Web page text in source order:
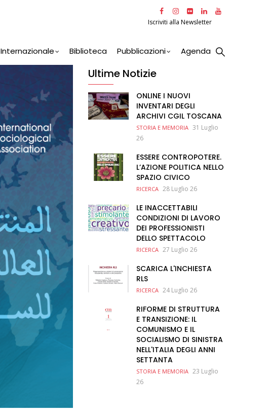
Iscriviti alla Newsletter
Internazionale Biblioteca Pubblicazioni Agenda
Ultime Notizie
ONLINE I NUOVI
INVENTARI DEGLI
ARCHIVI CGIL TOSCANA
STORIA E MEMORIA 31 Luglio
26
ESSERE CONTROPOTERE.
L’AZIONE POLITICA NELLO
SPAZIO CIVICO
RICERCA 28 Luglio 26
LE INACCETTABILI
CONDIZIONI DI LAVORO
DEI PROFESSIONISTI
DELLO SPETTACOLO
RICERCA 27 Luglio 26
SCARICA L'INCHIESTA
RLS
RICERCA 24 Luglio 26
RIFORME DI STRUTTURA
E TRANSIZIONE: IL
COMUNISMO E IL
SOCIALISMO DI SINISTRA
NELL'ITALIA DEGLI ANNI
SETTANTA
STORIA E MEMORIA 23 Luglio
26